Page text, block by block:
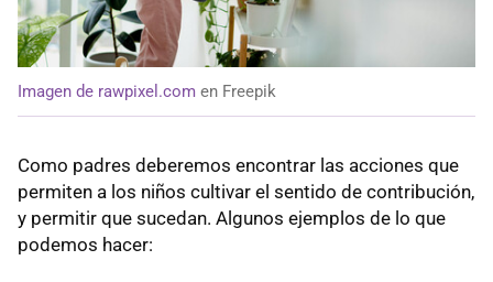
Imagen de rawpixel.com en Freepik
Como padres deberemos encontrar las acciones que
permiten a los niños cultivar el sentido de contribución,
y permitir que sucedan. Algunos ejemplos de lo que
podemos hacer: